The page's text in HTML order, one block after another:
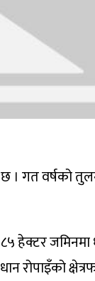
गत वर्षको
हेक्टर जमिनमा
रोपाइँको